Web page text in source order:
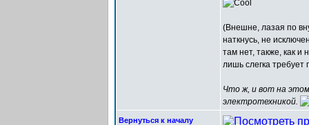
(Внешне, лазая по
наткнусь, не
там нет, также, как и
лишь слегка
Что ж, и вот на этом
электротехникой.
Вернуться к началу